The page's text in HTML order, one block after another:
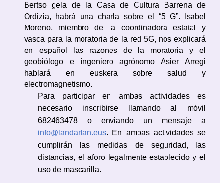
Bertso gela de la Casa de Cultura Barrena de
Ordizia, habrá una charla sobre el “5 G”. Isabel
Moreno, miembro de la coordinadora estatal y
vasca para la moratoria de la red 5G, nos explicará
en español las razones de la moratoria y el
geobiólogo e ingeniero agrónomo Asier Arregi
hablará en euskera sobre salud y
electromagnetismo.
Para participar en ambas actividades es
necesario inscribirse llamando al móvil
682463478 o enviando un mensaje a
info@landarlan.eus. En ambas actividades se
cumplirán las medidas de seguridad, las
distancias, el aforo legalmente establecido y el
uso de mascarilla.